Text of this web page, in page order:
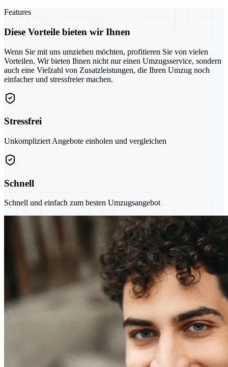
Features
Diese Vorteile bieten wir Ihnen
Wenn Sie mit uns umziehen möchten, profitieren Sie von vielen
Vorteilen. Wir bieten Ihnen nicht nur einen Umzugsservice, sondern
auch eine Vielzahl von Zusatzleistungen, die Ihren Umzug noch
einfacher und stressfreier machen.
Stressfrei
Unkompliziert Angebote einholen und vergleichen
Schnell
Schnell und einfach zum besten Umzugsangebot